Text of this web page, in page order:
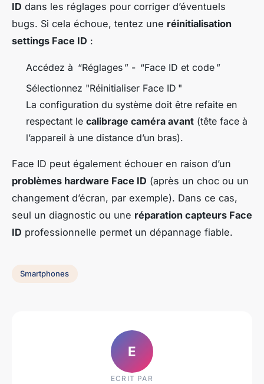
ID dans les réglages pour corriger d’éventuels
bugs. Si cela échoue, tentez une réinitialisation
settings Face ID :
Accédez à “Réglages ” - “Face ID et code ”
Sélectionnez "Réinitialiser Face ID "
La configuration du système doit être refaite en
respectant le calibrage caméra avant (tête face à
l’appareil à une distance d’un bras).
Face ID peut également échouer en raison d’un
problèmes hardware Face ID (après un choc ou un
changement d’écran, par exemple). Dans ce cas,
seul un diagnostic ou une réparation capteurs Face
ID professionnelle permet un dépannage fiable.
Smartphones
E
ECRIT PAR